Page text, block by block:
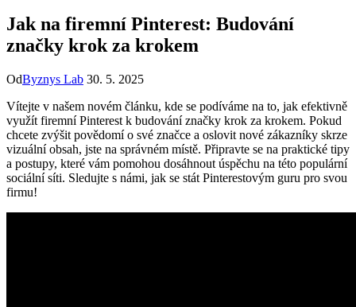
Jak na firemní Pinterest: Budování
značky krok za krokem
OdByznys Lab 30. 5. 2025
Vítejte v našem novém článku, kde se podíváme na to, jak efektivně
využít firemní Pinterest k budování značky krok za krokem. Pokud
chcete zvýšit povědomí o své značce a oslovit nové zákazníky skrze
vizuální obsah, jste na správném místě. Připravte se na praktické tipy
a postupy, které vám pomohou dosáhnout úspěchu na této populární
sociální síti. Sledujte s námi, jak se stát Pinterestovým guru pro svou
firmu!